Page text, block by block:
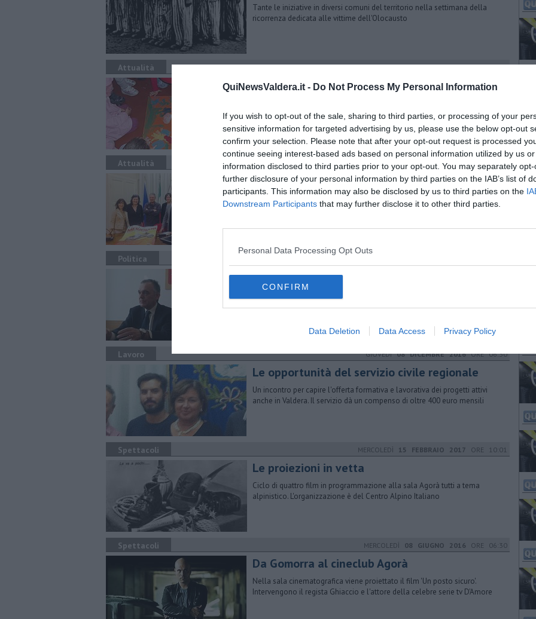
QuiNewsValdera.it - Do Not Process My Personal Information
If you wish to opt-out of the sale, sharing to third parties, or processing of your
sensitive information for targeted advertising by us, please use the below opt-out
confirm your selection. Please note that after your opt-out request is processed
continue seeing interest-based ads based on personal information utilized by us
information disclosed to third parties prior to your opt-out. You may separately
further disclosure of your personal information by third parties on the IAB’s list of
participants. This information may also be disclosed by us to third parties on the
Downstream Participants that may further disclose it to other third parties.
Personal Data Processing Opt Outs
CONFIRM
Data Deletion Data Access Privacy Policy
Tante le iniziative in diversi comuni del territorio nella settimana della
ricorrenza dedicata alle vittime dell'Olocausto
Attualità SABATO06 SETTEMBRE 2014ORE 12:05
​Asili, 30 sezioni Pegaso in arrivo
Valdera, Pisa e zona del Cuoio di accogliere tutte le domande d’iscrizione
Attualità VENERDÌ08 MAGGIO 2015ORE 18:50
Festival Meridiani, 29 eventi sull'integrazione
Il Comune ha ricevuto un finanziamento di 105mila euro dal Fei. Gozzoli:
"Investimenti non solo in questa rassegna". Il programma, i numeri
Politica
Articolo Uno, Rossi a Pontedera
Lavoro GIOVEDÌ08 DICEMBRE 2016ORE 06:30
Le opportunità del servizio civile regionale
Un incontro per capire l'offerta formativa e lavorativa dei progetti attivi
anche in Valdera. Il servizio dà un compenso di oltre 400 euro mensili
Spettacoli MERCOLEDÌ 15 FEBBRAIO 2017 ORE 10:01
Le proiezioni in vetta
Ciclo di quattro film in programmazione alla sala Agorà tutti a tema
alpinistico. L'organizzazione è del Centro Alpino Italiano
Spettacoli MERCOLEDÌ 08 GIUGNO 2016 ORE 06:30
Da Gomorra al cineclub Agorà
Nella sala cinematografica viene proiettato il film 'Un posto sicuro'.
Intervengono il regista Ghiaccio e l'attore della celebre serie tv D'Amore